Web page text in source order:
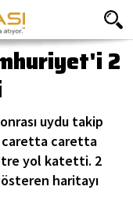
2
uydu takip
caretta caretta
yol katetti. 2
haritayı